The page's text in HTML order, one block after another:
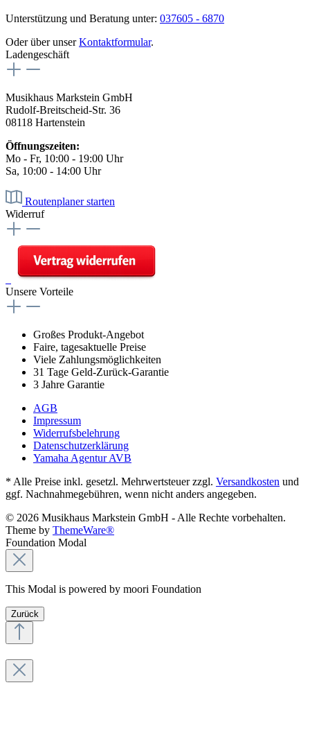
Unterstützung und Beratung unter: 037605 - 6870
Oder über unserKontaktformular.
Ladengeschäft
Musikhaus Markstein GmbH
Rudolf-Breitscheid-Str. 36
08118 Hartenstein
Öffnungszeiten:
Mo - Fr, 10:00 - 19:00 Uhr
Sa, 10:00 - 14:00 Uhr
Routenplaner starten
Widerruf
Unsere Vorteile
Großes Produkt-Angebot
Faire, tagesaktuelle Preise
Viele Zahlungsmöglichkeiten
31 Tage Geld-Zurück-Garantie
3 Jahre Garantie
AGB
Impressum
Widerrufsbelehrung
Datenschutzerklärung
Yamaha Agentur AVB
* Alle Preise inkl. gesetzl. Mehrwertsteuer zzgl. Versandkosten und
ggf. Nachnahmegebühren, wenn nicht anders angegeben.
© 2026 Musikhaus Markstein GmbH - Alle Rechte vorbehalten.
Theme by ThemeWare®
Foundation Modal
This Modal is powered by moori Foundation
Zurück